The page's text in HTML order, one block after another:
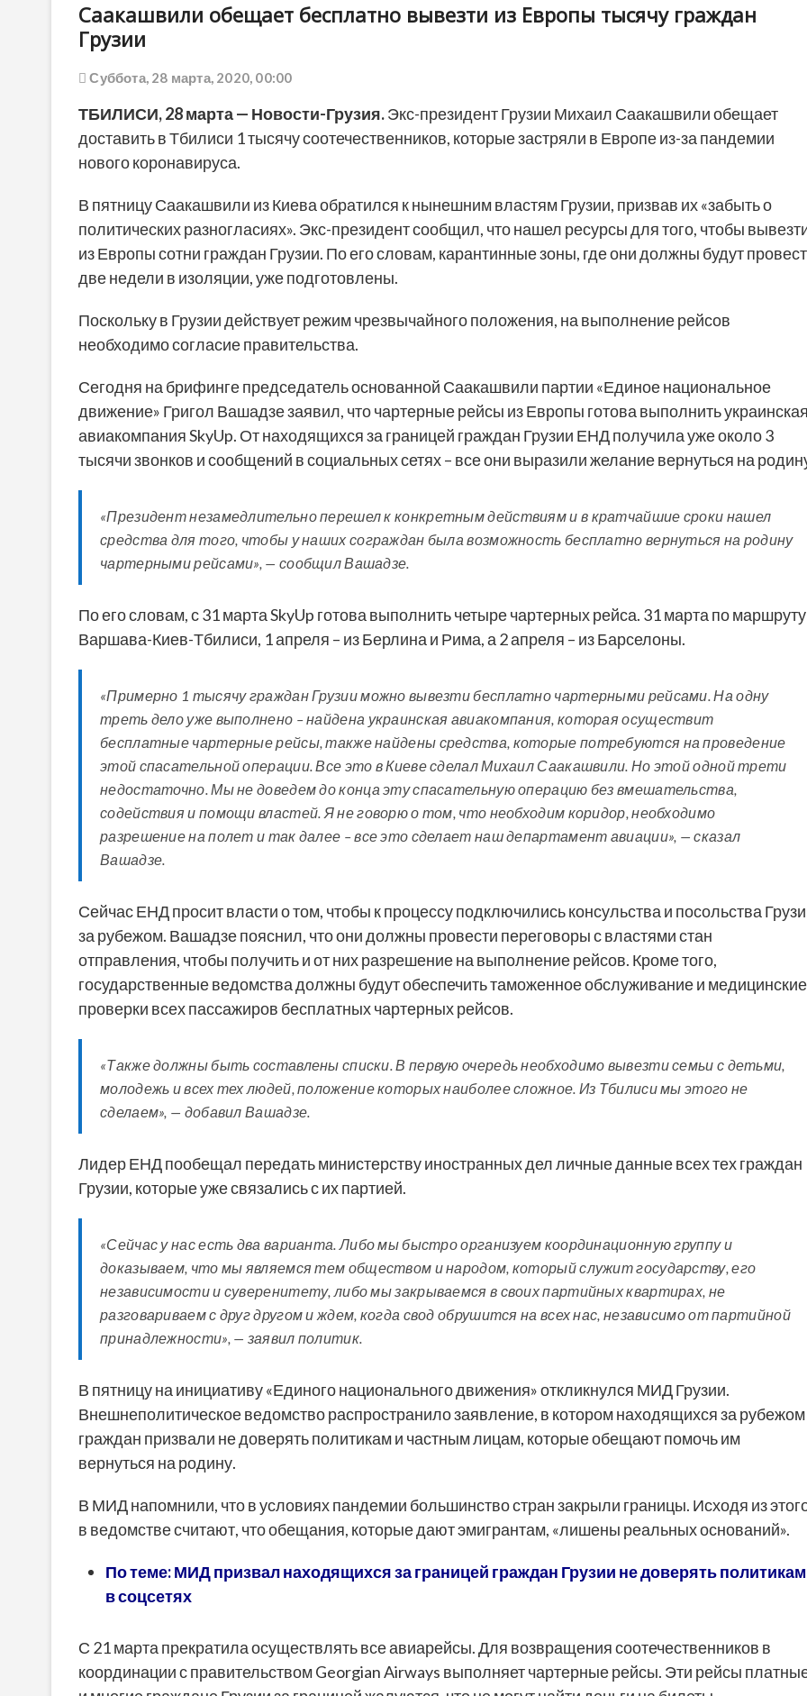
Саакашвили обещает бесплатно вывезти из Европы тысячу граждан
Грузии
Суббота, 28 марта, 2020, 00:00
ТБИЛИСИ, 28 марта — Новости-Грузия.Экс-президент Грузии Михаил Саакашвили обещает
доставить в Тбилиси 1 тысячу соотечественников, которые застряли в Европе из-за пандемии
нового коронавируса.
В пятницу Саакашвили из Киева обратился к нынешним властям Грузии, призвав их «забыть о
политических разногласиях». Экс-президент сообщил, что нашел ресурсы для того, чтобы
из Европы сотни граждан Грузии. По его словам, карантинные зоны, где они должны будут
две недели в изоляции, уже подготовлены.
Поскольку в Грузии действует режим чрезвычайного положения, на выполнение рейсов
необходимо согласие правительства.
Сегодня на брифинге председатель основанной Саакашвили партии «Единое национальное
движение» Григол Вашадзе заявил, что чартерные рейсы из Европы готова выполнить
авиакомпания SkyUp. От находящихся за границей граждан Грузии ЕНД получила уже около 3
тысячи звонков и сообщений в социальных сетях – все они выразили желание вернуться на
«Президент незамедлительно перешел к конкретным действиям и в кратчайшие сроки нашел
средства для того, чтобы у наших сограждан была возможность бесплатно вернуться на родину
чартерными рейсами», — сообщил Вашадзе.
По его словам, с 31 марта SkyUp готова выполнить четыре чартерных рейса. 31 марта по маршруту
Варшава-Киев-Тбилиси, 1 апреля – из Берлина и Рима, а 2 апреля – из Барселоны.
«Примерно 1 тысячу граждан Грузии можно вывезти бесплатно чартерными рейсами. На одну
треть дело уже выполнено – найдена украинская авиакомпания, которая осуществит
бесплатные чартерные рейсы, также найдены средства, которые потребуются на проведение
этой спасательной операции. Все это в Киеве сделал Михаил Саакашвили. Но этой одной трети
недостаточно. Мы не доведем до конца эту спасательную операцию без вмешательства,
содействия и помощи властей. Я не говорю о том, что необходим коридор, необходимо
разрешение на полет и так далее – все это сделает наш департамент авиации», — сказал
Вашадзе.
Сейчас ЕНД просит власти о том, чтобы к процессу подключились консульства и посольства
за рубежом. Вашадзе пояснил, что они должны провести переговоры с властями стан
отправления, чтобы получить и от них разрешение на выполнение рейсов. Кроме того,
государственные ведомства должны будут обеспечить таможенное обслуживание и медицинские
проверки всех пассажиров бесплатных чартерных рейсов.
«Также должны быть составлены списки. В первую очередь необходимо вывезти семьи с детьми,
молодежь и всех тех людей, положение которых наиболее сложное. Из Тбилиси мы этого не
сделаем», — добавил Вашадзе.
Лидер ЕНД пообещал передать министерству иностранных дел личные данные всех тех граждан
Грузии, которые уже связались с их партией.
«Сейчас у нас есть два варианта. Либо мы быстро организуем координационную группу и
доказываем, что мы являемся тем обществом и народом, который служит государству, его
независимости и суверенитету, либо мы закрываемся в своих партийных квартирах, не
разговариваем с друг другом и ждем, когда свод обрушится на всех нас, независимо от партийной
принадлежности», — заявил политик.
В пятницу на инициативу «Единого национального движения» откликнулся МИД Грузии.
Внешнеполитическое ведомство распространило заявление, в котором находящихся за рубежом
граждан призвали не доверять политикам и частным лицам, которые обещают помочь им
вернуться на родину.
В МИД напомнили, что в условиях пандемии большинство стран закрыли границы. Исходя из
в ведомстве считают, что обещания, которые дают эмигрантам, «лишены реальных оснований».
По теме: МИД призвал находящихся за границей граждан Грузии не доверять политикам
в соцсетях
С 21 марта прекратила осуществлять все авиарейсы. Для возвращения соотечественников в
координации с правительством Georgian Airways выполняет чартерные рейсы. Эти рейсы